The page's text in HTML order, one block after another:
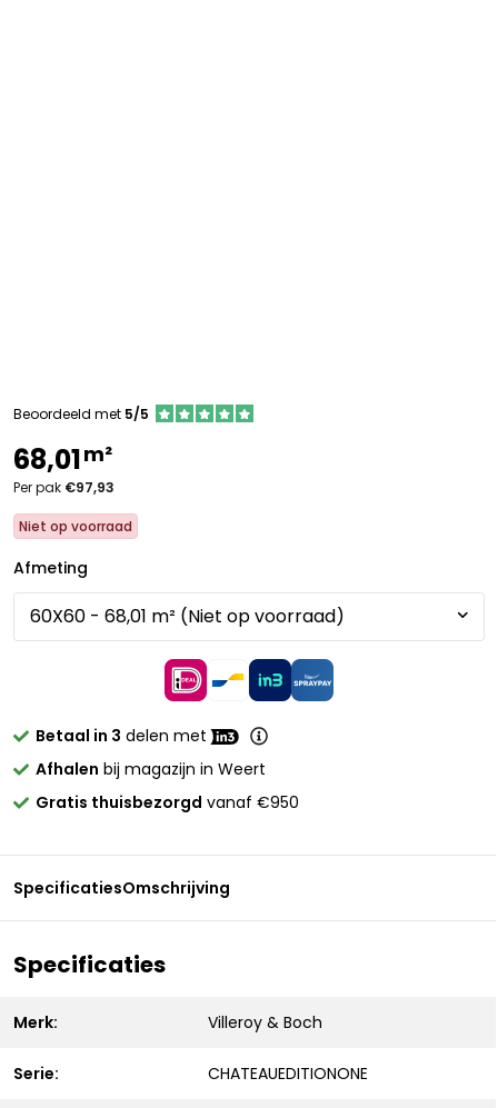
Beoordeeld met 5/5
68,01m²
Per pak €97,93
Niet op voorraad
Afmeting
Betaal in 3 delen met
Afhalen bij magazijn in Weert
Gratis thuisbezorgd vanaf €950
SpecificatiesOmschrijving
Specificaties
Merk: Villeroy & Boch
Serie: CHATEAUEDITIONONE